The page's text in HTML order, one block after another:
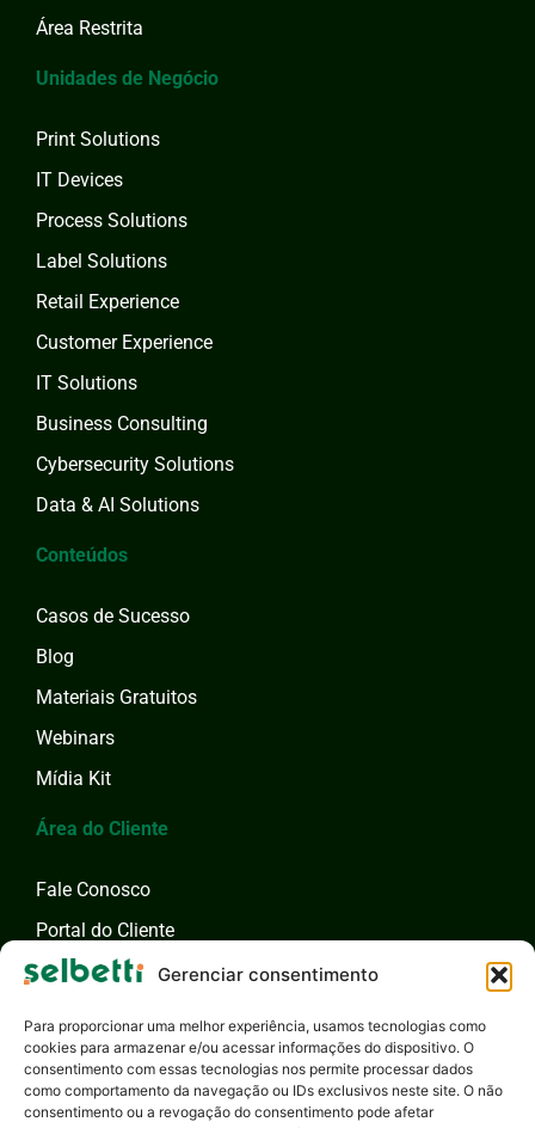
Gerenciar consentimento
Para proporcionar uma melhor experiência, usamos tecnologias como
cookies para armazenar e/ou acessar informações do dispositivo. O
consentimento com essas tecnologias nos permite processar dados
como comportamento da navegação ou IDs exclusivos neste site. O não
consentimento ou a revogação do consentimento pode afetar
Área Restrita
Unidades de Negócio
Print Solutions
IT Devices
Process Solutions
Label Solutions
Retail Experience
Customer Experience
IT Solutions
Business Consulting
Cybersecurity Solutions
Data & AI Solutions
Conteúdos
Casos de Sucesso
Blog
Materiais Gratuitos
Webinars
Mídia Kit
Área do Cliente
Fale Conosco
Portal do Cliente
Fale com um Especialista